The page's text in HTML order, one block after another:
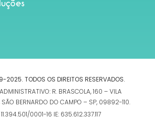
TODOS OS DIREITOS RESERVADOS.
R. BRASCOLA, 160 – VILA
SÃO BERNARDO DO CAMPO – SP, 09892-110.
0001-16 IE: 635.612.337.117